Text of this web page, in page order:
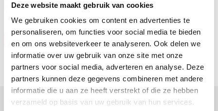
Deze website maakt gebruik van cookies
We gebruiken cookies om content en advertenties te
personaliseren, om functies voor social media te bieden
en om ons websiteverkeer te analyseren. Ook delen we
informatie over uw gebruik van onze site met onze
partners voor social media, adverteren en analyse. Deze
partners kunnen deze gegevens combineren met andere
informatie die u aan ze heeft verstrekt of die ze hebben
verzameld op basis van uw gebruik van hun services.
Vraag offerte